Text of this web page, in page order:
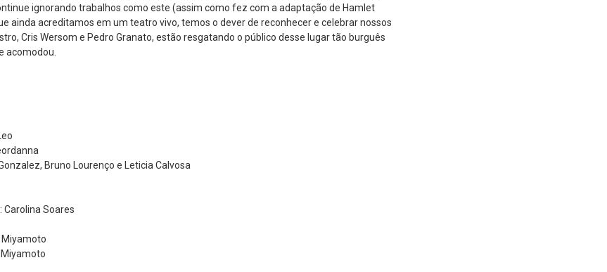
ignorando trabalhos como este (assim como fez com a adaptação de Hamlet
ainda acreditamos em um teatro vivo, temos o dever de reconhecer e celebrar nossos
Cris Wersom e Pedro Granato, estão resgatando o público desse lugar tão burguês
acomodou.
Bruno Lourenço e Leticia Calvosa
Carolina Soares
Miyamoto